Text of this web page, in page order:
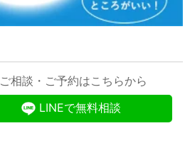
ご相談・ご予約はこちらから
LINEで無料相談